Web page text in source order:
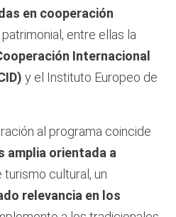
en cooperación
entre ellas la
Internacional
y el Instituto Europeo de
al programa coincide
amplia orientada a
turismo cultural, un
relevancia en los